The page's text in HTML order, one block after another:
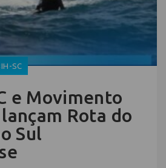
SC
e Movimento
Rota do
Sul